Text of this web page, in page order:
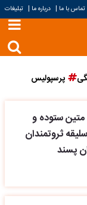
تماس با ما | درباره ما | تبلیغات
پرسپولیس
متین ستوده و
ثروتمندان
پسند